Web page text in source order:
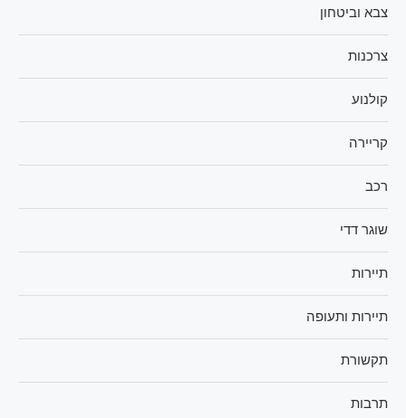
צבא וביטחון
צרכנות
קולנוע
קריירה
רכב
שוגר דדי
תיירות
תיירות ותעופה
תקשורת
תרבות